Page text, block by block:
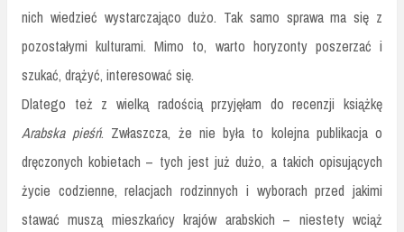
nich wiedzieć wystarczająco dużo. Tak samo sprawa ma się z
pozostałymi kulturami. Mimo to, warto horyzonty poszerzać i
szukać, drążyć, interesować się.
Dlatego też z wielką radością przyjęłam do recenzji książkę
Arabska pieśń. Zwłaszcza, że nie była to kolejna publikacja o
dręczonych kobietach – tych jest już dużo, a takich opisujących
życie codzienne, relacjach rodzinnych i wyborach przed jakimi
stawać muszą mieszkańcy krajów arabskich – niestety wciąż